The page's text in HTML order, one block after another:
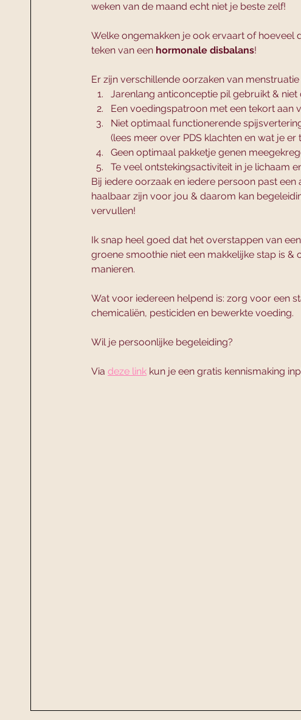
weken van de maand echt niet je beste zelf!
Welke ongemakken je ook ervaart of hoeveel
teken van een hormonale disbalans!
Er zijn verschillende oorzaken van menstruatie
Jarenlang anticonceptie pil gebruikt &
Een voedingspatroon met een tekort aan
Niet optimaal functionerende
(lees meer over PDS klachten en wat je er
Geen optimaal pakketje genen
Te veel ontstekingsactiviteit in je lichaam
Bij iedere oorzaak en iedere persoon past
haalbaar zijn voor jou & daarom kan
vervullen!
Ik snap heel goed dat het overstappen van
groene smoothie niet een makkelijke stap is
manieren.
Wat voor iedereen helpend is: zorg voor een
chemicaliën, pesticiden en bewerkte voeding.
Wil je persoonlijke begeleiding?
Via deze link kun je een gratis kennismaking